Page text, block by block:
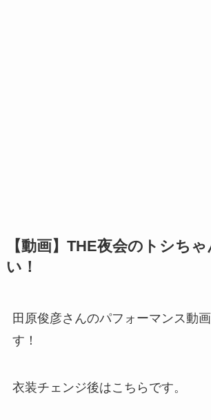
【動画】THE夜会のトシち
い！
田原俊彦さんのパフォーマンス動
す！
衣装チェンジ後はこちらです。